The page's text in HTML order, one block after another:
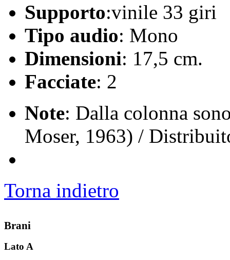
Supporto:vinile 33 giri
Tipo audio: Mono
Dimensioni: 17,5 cm.
Facciate: 2
Note: Dalla colonna
Moser, 1963) /
Torna indietro
Brani
Lato A